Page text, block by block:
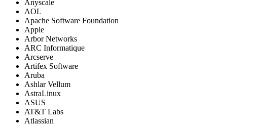
Anyscale
AOL
Apache Software Foundation
Apple
Arbor Networks
ARC Informatique
Arcserve
Artifex Software
Aruba
Ashlar Vellum
AstraLinux
ASUS
AT&T Labs
Atlassian